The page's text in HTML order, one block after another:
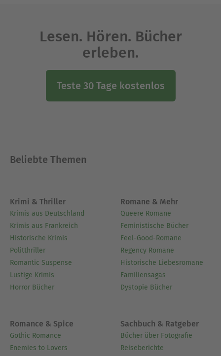
Lesen. Hören. Bücher
erleben.
Teste 30 Tage kostenlos
Beliebte Themen
Krimi & Thriller
Krimis aus Deutschland
Krimis aus Frankreich
Historische Krimis
Politthriller
Romantic Suspense
Lustige Krimis
Horror Bücher
Romane & Mehr
Queere Romane
Feministische Bücher
Feel-Good-Romane
Regency Romane
Historische Liebesromane
Familiensagas
Dystopie Bücher
Romance & Spice
Gothic Romance
Enemies to Lovers
Sachbuch & Ratgeber
Bücher über Fotografie
Reiseberichte